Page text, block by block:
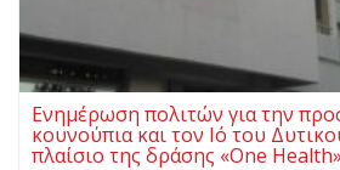
Ενημέρωση πολιτών για την
κουνούπια και τον Ιό του
πλαίσιο της δράσης «One Health»